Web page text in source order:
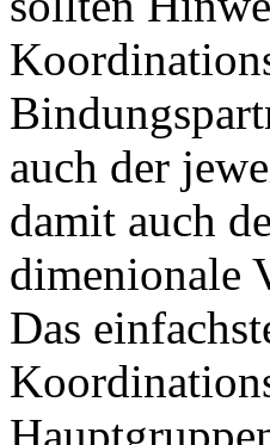
auch der
damit auch
dimenionale
Das